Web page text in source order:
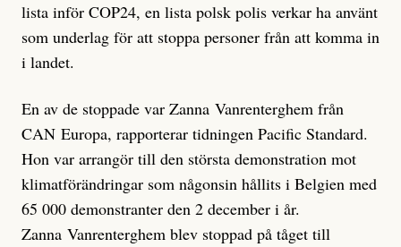
lista inför COP24, en lista polsk polis verkar ha använt
som underlag för att stoppa personer från att komma in
i landet.
En av de stoppade var Zanna Vanrenterghem från
CAN Europa, rapporterar tidningen Pacific Standard.
Hon var arrangör till den största demonstration mot
klimatförändringar som någonsin hållits i Belgien med
65 000 demonstranter den 2 december i år.
Zanna Vanrenterghem blev stoppad på tåget till